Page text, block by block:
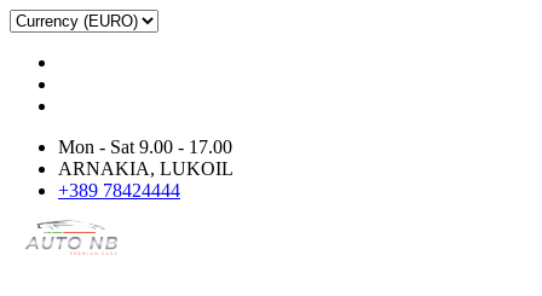
Mon - Sat 9.00 - 17.00
ARNAKIA, LUKOIL
+389 78424444